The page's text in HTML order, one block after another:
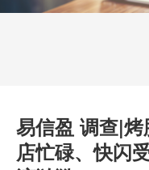
易信盈 调查|
店忙碌、快闪